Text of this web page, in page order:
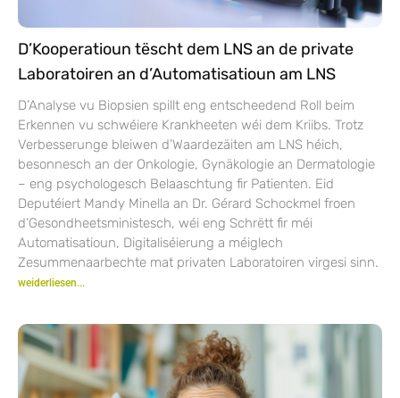
D’Kooperatioun tëscht dem LNS an de private
Laboratoiren an d’Automatisatioun am LNS
D’Analyse vu Biopsien spillt eng entscheedend Roll beim
Erkennen vu schwéiere Krankheeten wéi dem Kriibs. Trotz
Verbesserunge bleiwen d’Waardezäiten am LNS héich,
besonnesch an der Onkologie, Gynäkologie an Dermatologie
– eng psychologesch Belaaschtung fir Patienten. Eid
Deputéiert Mandy Minella an Dr. Gérard Schockmel froen
d’Gesondheetsministesch, wéi eng Schrëtt fir méi
Automatisatioun, Digitaliséierung a méiglech
Zesummenaarbechte mat privaten Laboratoiren virgesi sinn.
weiderliesen...